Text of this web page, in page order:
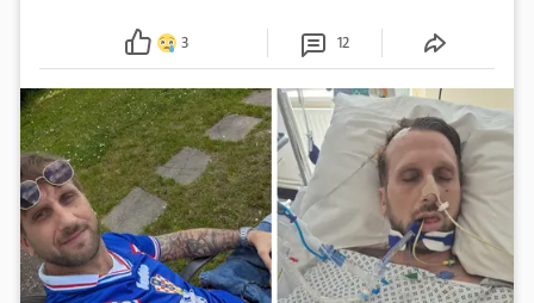
3 12